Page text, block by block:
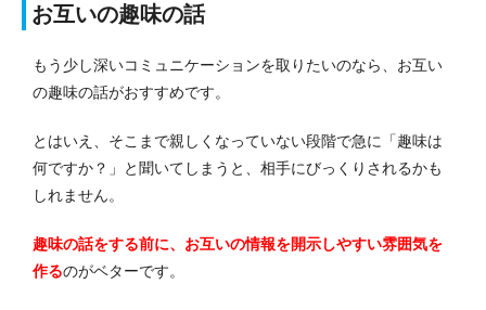
お互いの趣味の話
もう少し深いコミュニケーションを取りたいのなら、お互い
の趣味の話がおすすめです。
とはいえ、そこまで親しくなっていない段階で急に「趣味は
何ですか？」と聞いてしまうと、相手にびっくりされるかも
しれません。
趣味の話をする前に、お互いの情報を開示しやすい雰囲気を
作るのがベターです。